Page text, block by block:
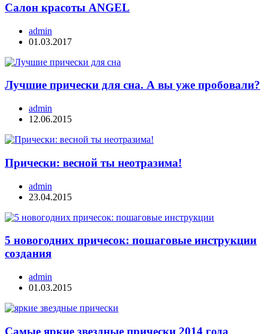
Салон красоты ANGEL
admin
01.03.2017
Лучшие прически для сна. А вы уже пробовали?
admin
12.06.2015
Прически: весной ты неотразима!
admin
23.04.2015
5 новогодних причесок: пошаговые инструкции
создания
admin
01.03.2015
Самые яркие звездные прически 2014 года